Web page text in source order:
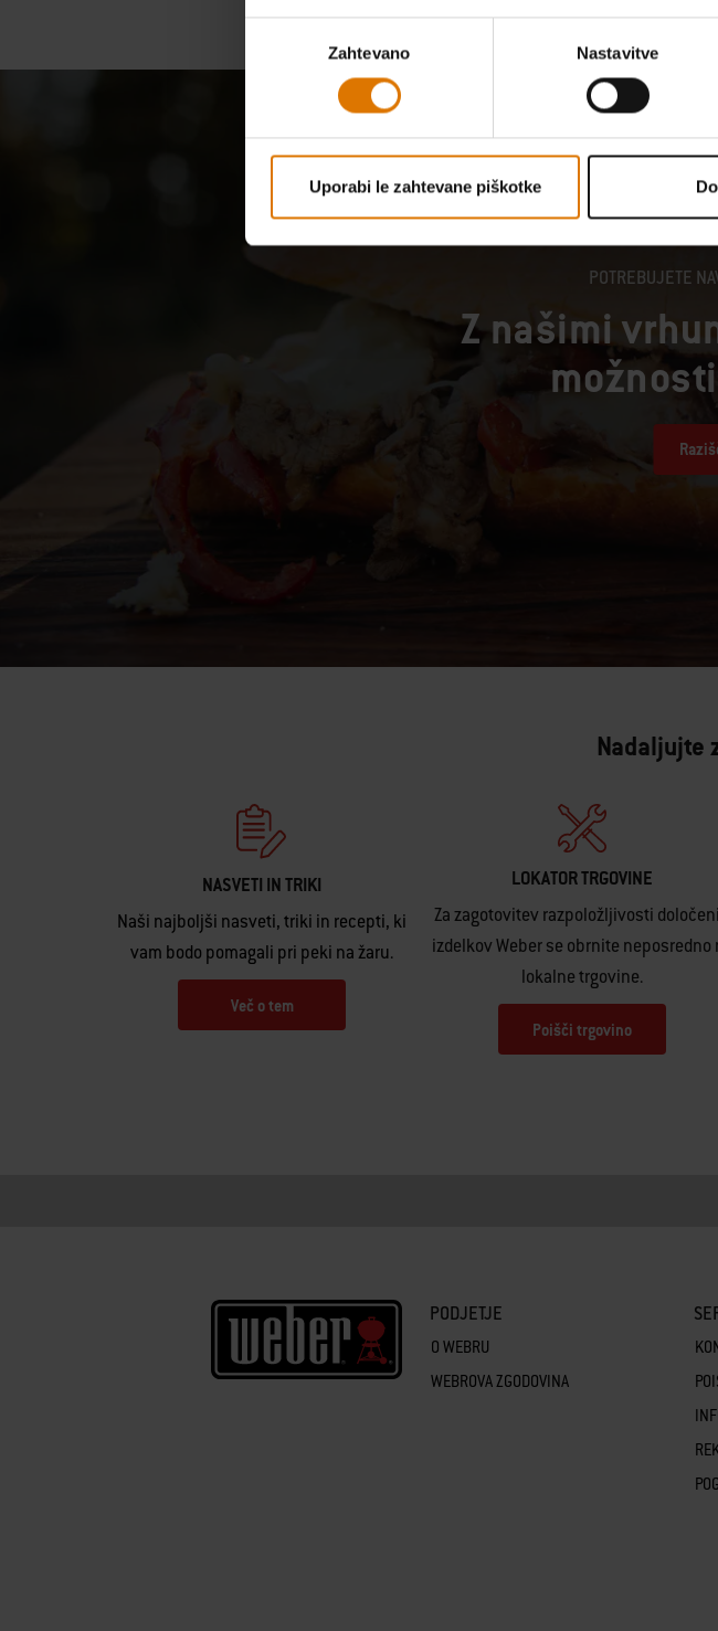
Zahtevano Nastavitve
Uporabi le zahtevane piškotke
POTREBUJETE
Z našimi
Nadaljujte
NASVETI IN TRIKI
Naši najboljši nasveti, triki in recepti, ki
vam bodo pomagali pri peki na žaru.
Več o tem
LOKATOR TRGOVINE
Za zagotovitev razpoložljivosti
izdelkov Weber se obrnite neposredno
lokalne trgovine.
Poišči trgovino
PODJETJE
O WEBRU
WEBROVA ZGODOVINA